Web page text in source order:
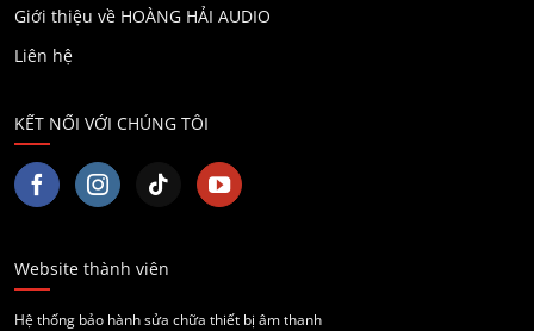
Giới thiệu về HOÀNG HẢI AUDIO
Liên hệ
KẾT NỐI VỚI CHÚNG TÔI
Website thành viên
Hệ thống bảo hành sửa chữa thiết bị âm thanh